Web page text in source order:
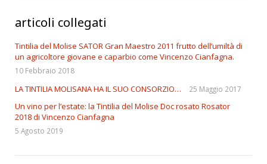
articoli collegati
Tintilia del Molise SATOR Gran Maestro 2011 frutto dell’umiltà di
un agricoltore giovane e caparbio come Vincenzo Cianfagna.
10 Febbraio 2018
LA TINTILIA MOLISANA HA IL SUO CONSORZIO… 25 Maggio 2017
Un vino per l’estate: la Tintilia del Molise Doc rosato Rosator
2018 di Vincenzo Cianfagna
5 Agosto 2019